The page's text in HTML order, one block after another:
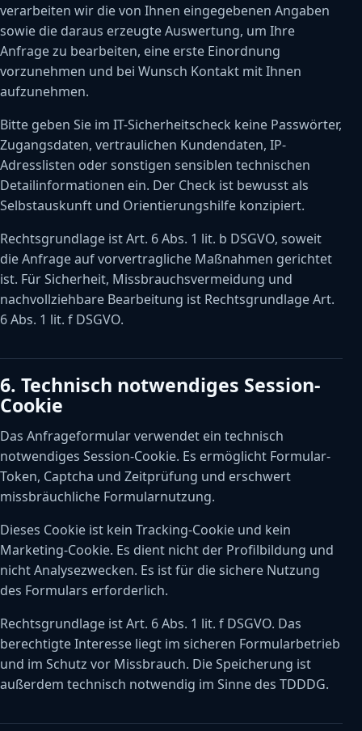
verarbeiten wir die von Ihnen eingegebenen Angaben
sowie die daraus erzeugte Auswertung, um Ihre
Anfrage zu bearbeiten, eine erste Einordnung
vorzunehmen und bei Wunsch Kontakt mit Ihnen
aufzunehmen.
Bitte geben Sie im IT-Sicherheitscheck keine Passwörter,
Zugangsdaten, vertraulichen Kundendaten, IP-
Adresslisten oder sonstigen sensiblen technischen
Detailinformationen ein. Der Check ist bewusst als
Selbstauskunft und Orientierungshilfe konzipiert.
Rechtsgrundlage ist Art. 6 Abs. 1 lit. b DSGVO, soweit
die Anfrage auf vorvertragliche Maßnahmen gerichtet
ist. Für Sicherheit, Missbrauchsvermeidung und
nachvollziehbare Bearbeitung ist Rechtsgrundlage Art.
6 Abs. 1 lit. f DSGVO.
6. Technisch notwendiges Session-
Cookie
Das Anfrageformular verwendet ein technisch
notwendiges Session-Cookie. Es ermöglicht Formular-
Token, Captcha und Zeitprüfung und erschwert
missbräuchliche Formularnutzung.
Dieses Cookie ist kein Tracking-Cookie und kein
Marketing-Cookie. Es dient nicht der Profilbildung und
nicht Analysezwecken. Es ist für die sichere Nutzung
des Formulars erforderlich.
Rechtsgrundlage ist Art. 6 Abs. 1 lit. f DSGVO. Das
berechtigte Interesse liegt im sicheren Formularbetrieb
und im Schutz vor Missbrauch. Die Speicherung ist
außerdem technisch notwendig im Sinne des TDDDG.